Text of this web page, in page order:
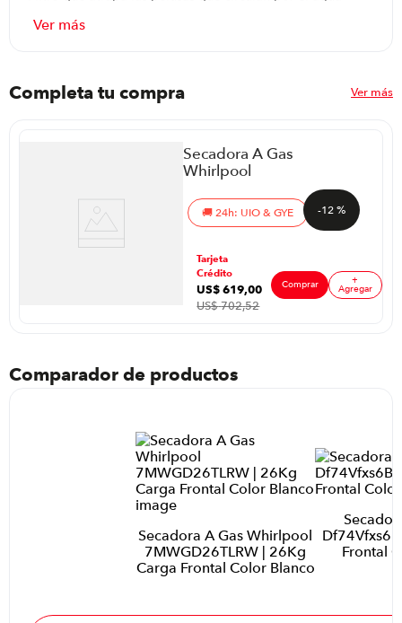
adheridas a las prendas o tejidos. Prevención de arrugas
Garantía: 12 meses.
Completa tu compra Ver más
Secadora A Gas
Whirlpool
| 26Kg Carga
Frontal Color
24h: UIO & GYE -12 %
Tarjeta
Crédito
US$ 619,00
US$702,52
Comprar +
Agregar
Comparador de productos
Secadora A Gas Whirlpool
7MWGD26TLRW | 26Kg
Carga Frontal Color Blanco
Frontal